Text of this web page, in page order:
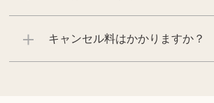
キャンセル料はかかりますか？